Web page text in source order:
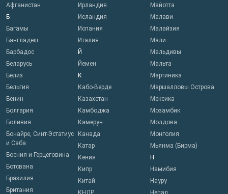
Афганистан
Б
Багамы
Бангладеш
Барбадос
Беларусь
Белиз
Бельгия
Бенин
Болгария
Боливия
Бонайре, Синт-Эстатиус
и Саба
Босния и Герцеговина
Ботсвана
Бразилия
Британия
Ирландия
Исландия
Испания
Италия
Й
Йемен
К
Кабо-Верде
Казахстан
Камбоджа
Камерун
Канада
Катар
Кения
Кипр
Китай
КНДР
Майотта
Малави
Малайзия
Мали
Мальдивы
Мальта
Мартиника
Маршалловы Острова
Мексика
Мозамбик
Молдова
Монголия
Мьянма (Бирма)
Н
Намибия
Науру
Непал